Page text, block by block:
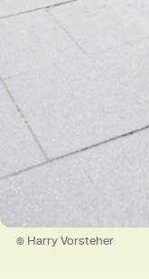
© Harry Vorsteher